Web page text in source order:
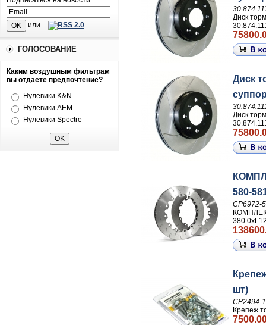
или
ГОЛОСОВАНИЕ
Каким воздушным фильтрам
вы отдаете предпочтение?
Нулевики K&N
Нулевики AEM
Нулевики Spectre
Диск
Диск
Диск
580-
CP6972-
шт)
CP2494-
Крепеж